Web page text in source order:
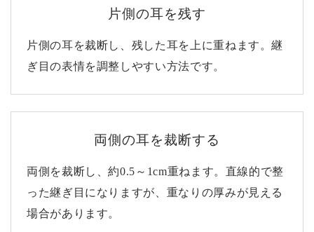
片側の耳を残す
片側の耳を裁断し、残した耳を上に重ねます。継
ぎ目の表情を調整しやすい方法です。
両側の耳を裁断する
両側を裁断し、約0.5～1cm重ねます。直線的で整
った継ぎ目になりますが、重なりの厚みが見える
場合があります。